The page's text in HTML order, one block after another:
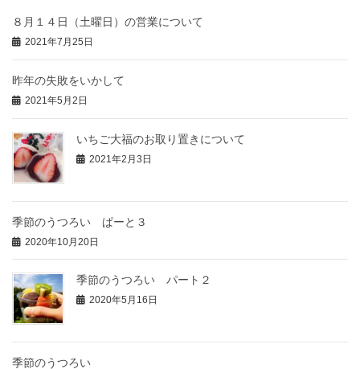
８月１４日（土曜日）の営業について
2021年7月25日
昨年の失敗をいかして
2021年5月2日
いちご大福のお取り置きについて
2021年2月3日
季節のうつろい ぱーと３
2020年10月20日
季節のうつろい パート２
2020年5月16日
季節のうつろい